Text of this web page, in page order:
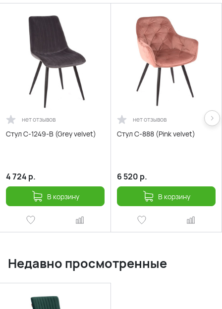
нет отзывов
Стул С-1249-B (Grey velvet)
4 724 р.
В корзину
нет отзывов
Стул С-888 (Pink velvet)
6 520 р.
В корзину
Недавно просмотренные